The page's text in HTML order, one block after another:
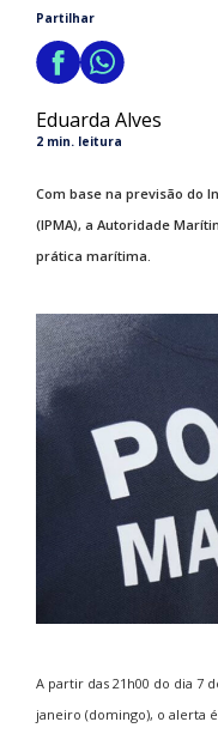
Partilhar
Eduarda Alves
2 min. leitura
Com base na previsão do
(IPMA), a Autoridade
prática marítima.
A partir das 21h00 do dia 7
janeiro (domingo), o alerta